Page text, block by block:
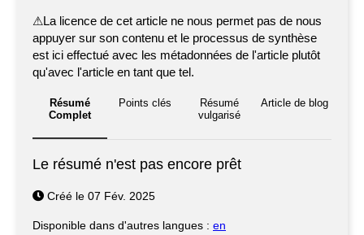
⚠La licence de cet article ne nous permet pas de nous
appuyer sur son contenu et le processus de synthèse
est ici effectué avec les métadonnées de l'article plutôt
qu'avec l'article en tant que tel.
Résumé
Complet
Points clés
Résumé
vulgarisé
Article de blog
Le résumé n'est pas encore prêt
Créé le 07 Fév. 2025
Disponible dans d'autres langues : en